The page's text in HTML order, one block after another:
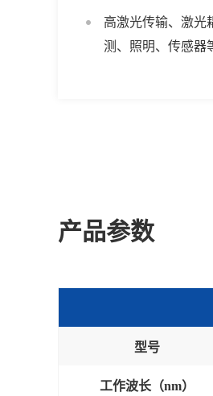
高激光传输、激光
测、照明、传感器
产品参数
型号
工作波长（nm）